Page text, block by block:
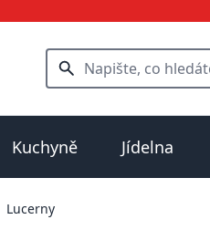
Kuchyně Jídelna
Lucerny